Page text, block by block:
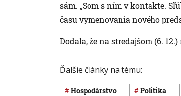
sám. „Som s ním v kontakte.
času vymenovania nového
Dodala, že na stredajšom (6.
Ďalšie články na tému:
hospodárstvo Politika